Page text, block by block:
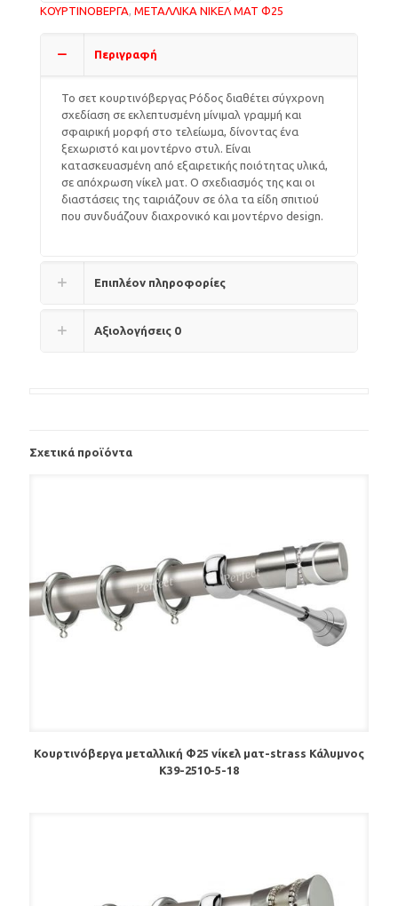
ΚΟΥΡΤΙΝΟΒΕΡΓΑ ΜΕΤΑΛΛΙΚΑ ΝΙΚΕΛ ΜΑΤ Φ25
Περιγραφή
Το σετ κουρτινόβεργας Ρόδος διαθέτει σύγχρονη
σχεδίαση σε εκλεπτυσμένη μίνιμαλ γραμμή και
σφαιρική μορφή στο τελείωμα, δίνοντας ένα
ξεχωριστό και μοντέρνο στυλ. Είναι
κατασκευασμένη από εξαιρετικής ποιότητας υλικά,
σε απόχρωση νίκελ ματ. Ο σχεδιασμός της και οι
διαστάσεις της ταιριάζουν σε όλα τα είδη σπιτιού
που συνδυάζουν διαχρονικό και μοντέρνο design.
Επιπλέον πληροφορίες
Αξιολογήσεις 0
Σχετικά προϊόντα
Κουρτινόβεργα μεταλλική Φ25 νίκελ ματ-strass Κάλυμνος
K39-2510-5-18